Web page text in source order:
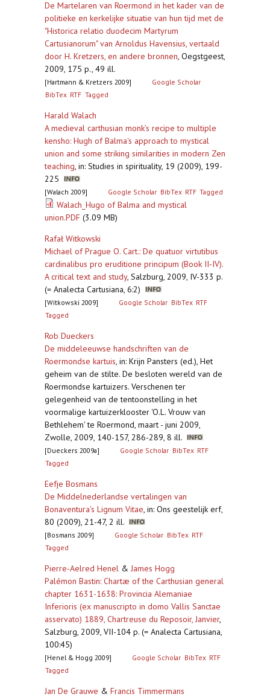
De Martelaren van Roermond in het kader van de
politieke en kerkelijke situatie van hun tijd met de
"Historica relatio duodecim Martyrum
Cartusianorum" van Arnoldus Havensius, vertaald
door H. Kretzers, en andere bronnen, Oegstgeest,
2009, 175 p., 49 ill.
[Hartmann & Kretzers 2009]
Google Scholar
BibTex RTF Tagged
Harald Walach
A medieval carthusian monk’s recipe to multiple
kensho: Hugh of Balma's approach to mystical
union and some striking similarities in modern Zen
teaching, in: Studies in spirituality, 19 (2009), 199-
225
[Walach 2009] Google Scholar BibTex RTF Tagged
Walach_Hugo of Balma and mystical
union.PDF (3.09 MB)
Rafał Witkowski
Michael of Prague O. Cart.: De quatuor virtutibus
cardinalibus pro eruditione principum (Book II‐IV).
A critical text and study, Salzburg, 2009, IV-333 p.
(= Analecta Cartusiana, 6:2)
[Witkowski 2009] Google Scholar BibTex RTF
Tagged
Rob Dueckers
De middeleeuwse handschriften van de
Roermondse kartuis, in: Krijn Pansters (ed.), Het
geheim van de stilte. De besloten wereld van de
Roermondse kartuizers. Verschenen ter
gelegenheid van de tentoonstelling in het
voormalige kartuizerklooster 'O.L. Vrouw van
Bethlehem' te Roermond, maart - juni 2009,
Zwolle, 2009, 140-157, 286-289, 8 ill.
[Dueckers 2009a] Google Scholar BibTex RTF
Tagged
Eefje Bosmans
De Middelnederlandse vertalingen van
Bonaventura's Lignum Vitae, in: Ons geestelijk erf,
80 (2009), 21-47, 2 ill.
[Bosmans 2009] Google Scholar BibTex RTF
Tagged
Pierre-Aelred Henel & James Hogg
Palémon Bastin: Chartæ of the Carthusian general
chapter 1631-1638: Provincia Alemaniae
Inferioris (ex manuscripto in domo Vallis Sanctae
asservato) 1889, Chartreuse du Reposoir, Janvier,
Salzburg, 2009, VII-104 p. (= Analecta Cartusiana,
100:45)
[Henel & Hogg 2009] Google Scholar BibTex RTF
Tagged
Jan De Grauwe & Francis Timmermans